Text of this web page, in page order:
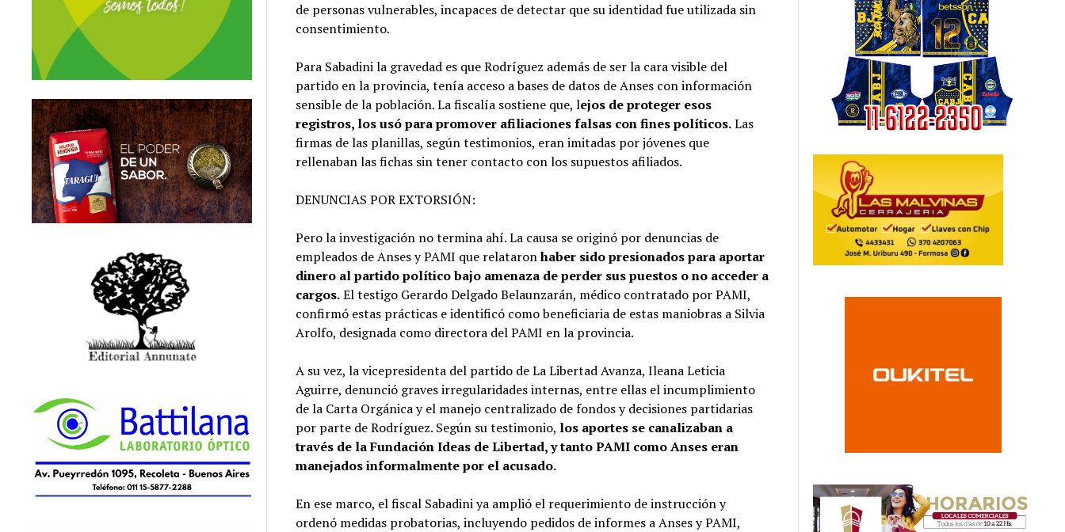
de personas vulnerables, incapaces de detectar que su identidad fue utilizada sin
consentimiento.
Para Sabadini la gravedad es que Rodríguez además de ser la cara visible del
partido en la provincia, tenía acceso a bases de datos de Anses con información
sensible de la población. La fiscalía sostiene que, lejos de proteger esos
registros, los usó para promover afiliaciones falsas con fines políticos.Las
firmas de las planillas, según testimonios, eran imitadas por jóvenes que
rellenaban las fichas sin tener contacto con los supuestos afiliados.
DENUNCIAS POR EXTORSIÓN:
Pero la investigación no termina ahí. La causa se originó por denuncias de
empleados de Anses y PAMI que relataronhaber sido presionados para aportar
dinero al partido político bajo amenaza de perder sus puestos o no acceder a
cargos.El testigo Gerardo Delgado Belaunzarán, médico contratado por PAMI,
confirmó estas prácticas e identificó como beneficiaria de estas maniobras a Silvia
Arolfo, designada como directora del PAMI en la provincia.
A su vez, la vicepresidenta del partido de La Libertad Avanza, Ileana Leticia
Aguirre, denunció graves irregularidades internas, entre ellas el incumplimiento
de la Carta Orgánica y el manejo centralizado de fondos y decisiones partidarias
por parte de Rodríguez. Según su testimonio, los aportes se canalizaban a
través de la Fundación Ideas de Libertad, y tanto PAMI como Anses eran
manejados informalmente por el acusado.
En ese marco, el fiscal Sabadini ya amplió el requerimiento de instrucción y
ordenó medidas probatorias, incluyendo pedidos de informes a Anses y PAMI,